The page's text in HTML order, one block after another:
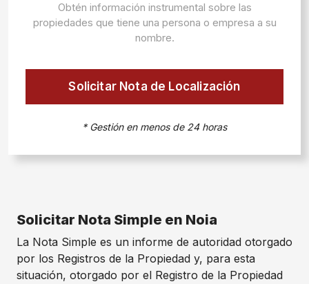
Obtén información instrumental sobre las
propiedades que tiene una persona o empresa a su
nombre.
Solicitar Nota de Localización
* Gestión en menos de 24 horas
Solicitar Nota Simple en Noia
La Nota Simple es un informe de autoridad otorgado
por los Registros de la Propiedad y, para esta
situación, otorgado por el Registro de la Propiedad